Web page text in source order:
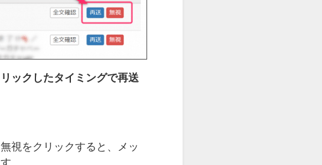
ックしたタイミングで再送
視をクリックすると、メッ